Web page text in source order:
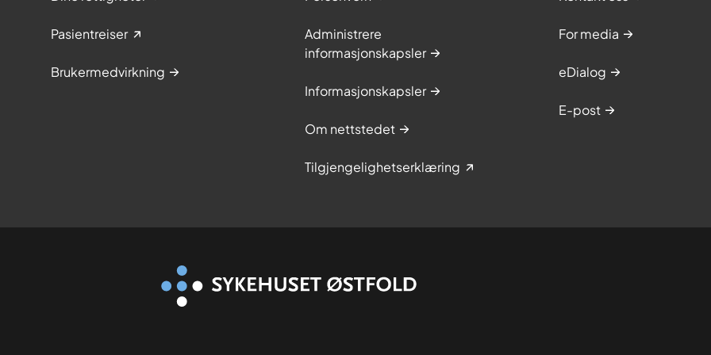
Pasientreiser
Brukermedvirkning
Administrere
informasjonskapsler
Informasjonskapsler
Om nettstedet
Tilgjengelighetserklæring
For media
eDialog
E-post